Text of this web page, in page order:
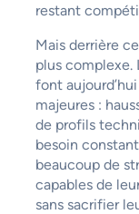
restant
Mais derrière
plus complexe.
font
majeures :
de profils
besoin
beaucoup de
capables de
sans sacrifier